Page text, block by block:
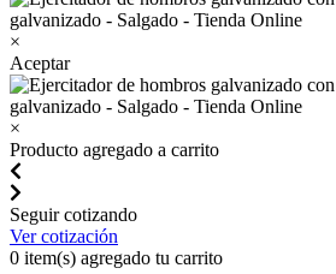
×
Aceptar
×
Producto agregado a carrito
Seguir cotizando
Ver cotización
0 item(s) agregado tu carrito